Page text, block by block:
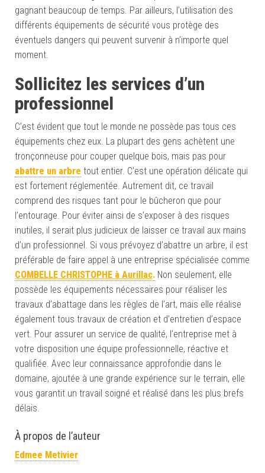
gagnant beaucoup de temps. Par ailleurs, l’utilisation des
différents équipements de sécurité vous protège des
éventuels dangers qui peuvent survenir à n’importe quel
moment.
Sollicitez les services d’un
professionnel
C’est évident que tout le monde ne possède pas tous ces
équipements chez eux. La plupart des gens achètent une
tronçonneuse pour couper quelque bois, mais pas pour
abattre un arbre tout entier. C’est une opération délicate qui
est fortement réglementée. Autrement dit, ce travail
comprend des risques tant pour le bûcheron que pour
l’entourage. Pour éviter ainsi de s’exposer à des risques
inutiles, il serait plus judicieux de laisser ce travail aux mains
d’un professionnel. Si vous prévoyez d’abattre un arbre, il est
préférable de faire appel à une entreprise spécialisée comme
COMBELLE CHRISTOPHE à Aurillac. Non seulement, elle
possède les équipements nécessaires pour réaliser les
travaux d’abattage dans les règles de l’art, mais elle réalise
également tous travaux de création et d’entretien d’espace
vert. Pour assurer un service de qualité, l’entreprise met à
votre disposition une équipe professionnelle, réactive et
qualifiée. Avec leur connaissance approfondie dans le
domaine, ajoutée à une grande expérience sur le terrain, elle
vous garantit un travail soigné et réalisé dans les plus brefs
délais.
À propos de l’auteur
Edmee Metivier